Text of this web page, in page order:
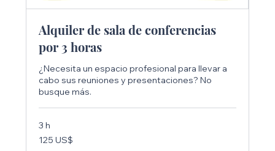
Alquiler de sala de conferencias
por 3 horas
¿Necesita un espacio profesional para llevar a
cabo sus reuniones y presentaciones? No
busque más.
3 h
125
dólares
125 US$